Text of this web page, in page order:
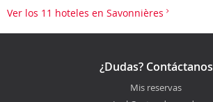
Ver los 11 hoteles en Savonnières
¿Dudas? Contáctanos
Mis reservas